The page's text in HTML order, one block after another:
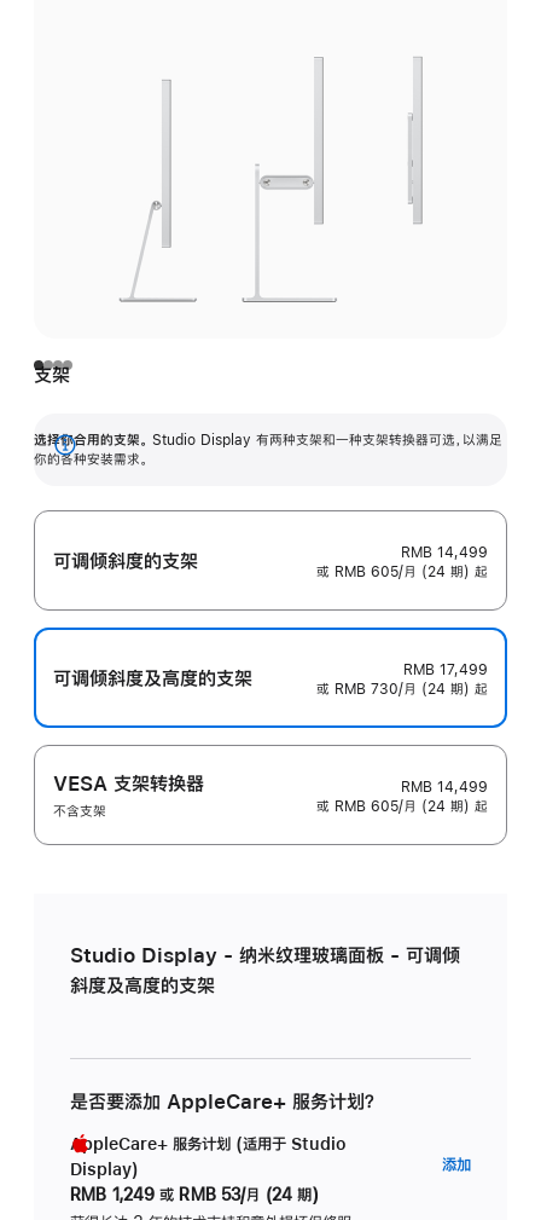
支架
选择你合用的支架。 Studio Display 有两种支架和一种支架转换器可选，以满足
你的各种安装需求。
展
可调倾斜度的支架
RMB 14,499
或 RMB 605/月 (24 期) 起
可调倾斜度及高‍度的支‍架
RMB 17,499
或 RMB 730/月 (24 期) 起
VESA 支架转换器
不含支架
RMB 14,499
或 RMB 605/月 (24 期) 起
Studio Display - 纳米纹理玻璃面板 - 可调倾
斜度及高度的支架
是否要添加 AppleCare+ 服务计划？
AppleCare+ 服务计划 (适用于 Studio
Display)
RMB 1,249 或 RMB 53/月 (24 期)
添加